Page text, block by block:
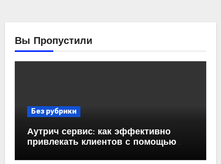
Вы Пропустили
Без рубрики
Аутрич сервис: как эффективно
привлекать клиентов с помощью